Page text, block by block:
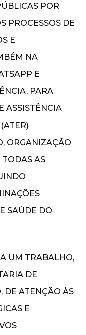
POR
PROCESSOS DE
E
NA
E
PARA
ASSISTÊNCIA
ORGANIZAÇÃO
AS
SAÚDE DO
UM TRABALHO,
DE
DE ATENÇÃO ÀS
E